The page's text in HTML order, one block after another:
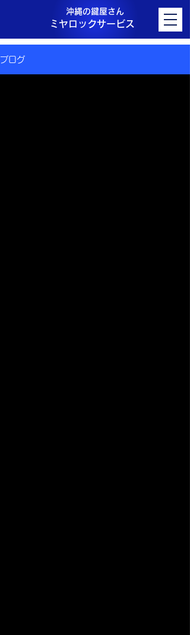
ミヤロックサービス
沖縄の鍵屋さん
ブログ